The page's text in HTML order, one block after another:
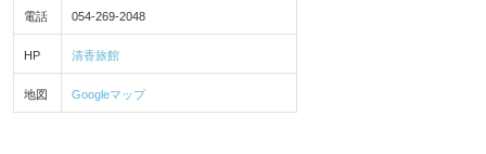
電話 054-269-2048
HP 清香旅館
地図 Googleマップ